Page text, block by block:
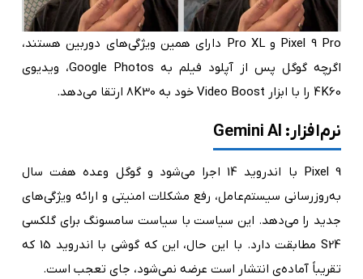
Pixel 9 Pro و Pro XL دارای همین ویژگی‌های دوربین هستند،
اگرچه گوگل پس از آپلود فیلم به Google Photos، ویدیوی
4K60 را با ابزار Video Boost خود به 8K30 ارتقا می‌دهد.
نرم‌افزار: Gemini AI
Pixel 9 با اندروید 14 اجرا می‌شود و گوگل وعده هفت سال
به‌روزرسانی سیستم‌عامل، رفع مشکلات امنیتی و ارائه ویژگی‌های
جدید را می‌دهد. این سیاست با سیاست سامسونگ برای گلکسی
S24 مطابقت دارد. با این حال، این که گوشی با اندروید 15 که
تقریباً آماده‌ی انتشار است عرضه نمی‌شود، جای تعجب است.